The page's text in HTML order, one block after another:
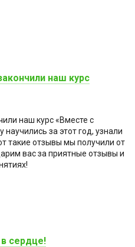
наш курс
наш курс «Вместе с
за этот год, узнали
такие отзывы мы получили от
вас за приятные отзывы и
сердце!